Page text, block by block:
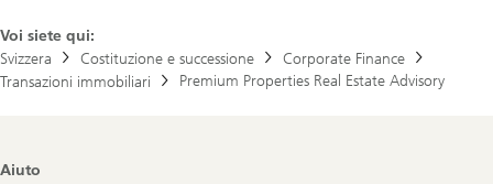
Voi siete qui:
Svizzera
Costituzione e successione
Corporate Finance
Transazioni immobiliari
Premium Properties Real Estate Advisory
Footer
Aiuto